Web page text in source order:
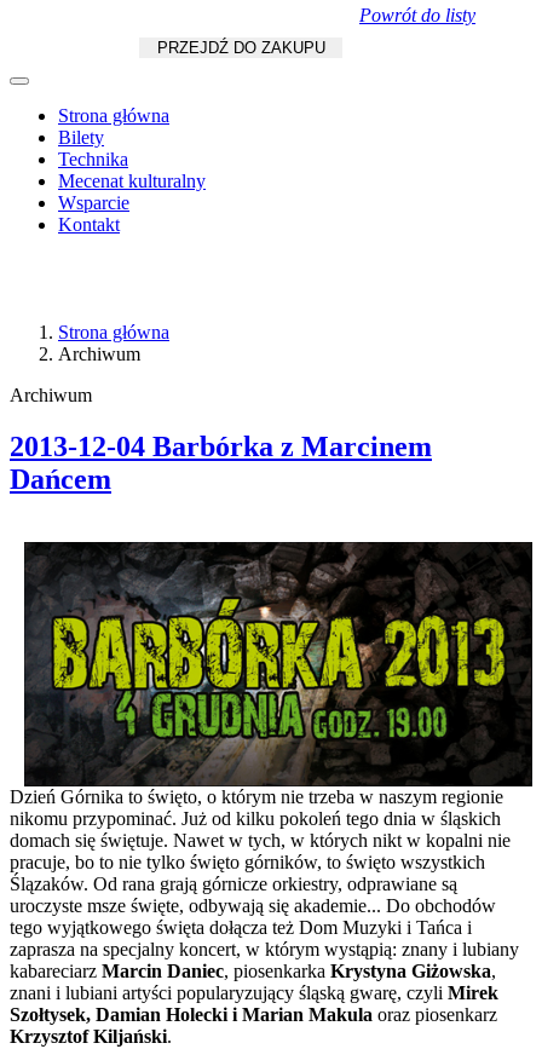
PRZEJDŹ DO ZAKUPU
Strona główna
Bilety
Technika
Mecenat kulturalny
Wsparcie
Kontakt
Strona główna
Archiwum
Archiwum
2013-12-04 Barbórka z Marcinem
Dańcem
Powrót do listy
Dzień Górnika to święto, o którym nie trzeba w naszym regionie
nikomu przypominać. Już od kilku pokoleń tego dnia w śląskich
domach się świętuje. Nawet w tych, w których nikt w kopalni nie
pracuje, bo to nie tylko święto górników, to święto wszystkich
Ślązaków. Od rana grają górnicze orkiestry, odprawiane są
uroczyste msze święte, odbywają się akademie... Do obchodów
tego wyjątkowego święta dołącza też Dom Muzyki i Tańca i
zaprasza na specjalny koncert, w którym wystąpią: znany i lubiany
kabareciarz Marcin Daniec, piosenkarka Krystyna Giżowska,
znani i lubiani artyści popularyzujący śląską gwarę, czyli Mirek
Szołtysek, Damian Holecki i Marian Makula oraz piosenkarz
Krzysztof Kiljański.